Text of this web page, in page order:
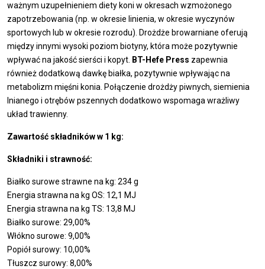
ważnym uzupełnieniem diety koni w okresach wzmożonego
zapotrzebowania (np. w okresie linienia, w okresie wyczynów
sportowych lub w okresie rozrodu). Drożdże browarniane oferują
między innymi wysoki poziom biotyny, która może pozytywnie
wpływać na jakość sierści i kopyt. BT-Hefe Press zapewnia
również dodatkową dawkę białka, pozytywnie wpływając na
metabolizm mięśni konia. Połączenie drożdży piwnych, siemienia
lnianego i otrębów pszennych dodatkowo wspomaga wrażliwy
układ trawienny.
Zawartość składników w 1 kg:
Składniki i strawność:
Białko surowe strawne na kg: 234 g
Energia strawna na kg OS: 12,1 MJ
Energia strawna na kg TS: 13,8 MJ
Białko surowe: 29,00%
Włókno surowe: 9,00%
Popiół surowy: 10,00%
Tłuszcz surowy: 8,00%